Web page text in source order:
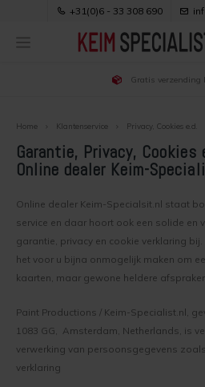
Hoofdmenu / keim verf kopen
Keim Verf Kopen
Hoofdmenu / adviezen
Voordelen van Keim verf
Buitenmuur voorbereiden
Werkwijze buitenmuur verven
Binnenmuur voorbereiden
Hoofdmenu / kleuren
Keim buitenmuur kleuren
Binnenmuur kleur kiezen
kleur trends
Keim Exclusiv
Hoofdmenu / productuitleg
Soldalan
Soldalan Verdunning
Royalan
Hoofdmenu / toepassingen
Keim Betonverf
Keim Buitenmuurverf
Keim Houtverf
Hoofdmenu / klantenservice
Over Ons & Contact
Bezorgen
Veilig Betalen
Privacy, Cookies e.d.
Hoofdmenu / projecten
Gipswanden verven
Gevel renovatie
Keimen nieuwbouw woning
Gestucte buitenmuur verven
Hoofdmenu / downloads
Gebruiksaanwijzingen
Veiligheidsbladen
Kleurenwaaiers
+31(0)6 - 33 308 690
Gratis verzending
Home Klantenservice Privacy, Cookies e.d.
Garantie, Privacy, Cookies
Online dealer Keim-
Online dealer Keim-Specialsit.nl staat
service en daar hoort ook een solide en
garantie, privacy en cookie verklaring
het voor u bijna onmogelijk maken om
kaarten, maar gewone heldere
Paint Productions / Keim-Specialist.nl,
1083 GG, Amsterdam, Netherlands, is
verwerking van persoonsgegevens
verklaring